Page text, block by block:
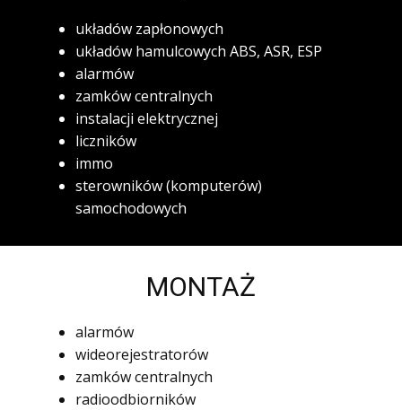
układów zapłonowych
układów hamulcowych ABS, ASR, ESP
alarmów
zamków centralnych
instalacji elektrycznej
liczników
immo
sterowników (komputerów)
samochodowych
MONTAŻ
alarmów
wideorejestratorów
zamków centralnych
radioodbiorników